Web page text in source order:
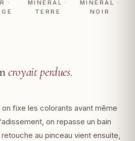
·
MINÉRAL ·
TERRE
MINÉRAL ·
NOIR
croyait perdues.
fixe les colorants avant même
on repasse un bain
au pinceau vient ensuite,